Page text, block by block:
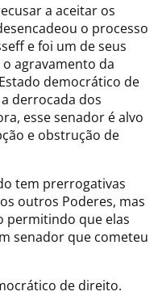
a aceitar os
o processo
e foi um de seus
o agravamento da
democrático de
derrocada dos
esse senador é alvo
e obstrução de
tem prerrogativas
outros Poderes, mas
permitindo que elas
senador que cometeu
de direito.